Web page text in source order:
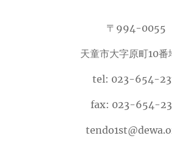
〒994-0055
天童市大字原町10番
tel: 023-654-
fax: 023-654-